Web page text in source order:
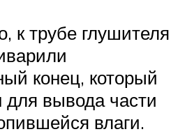
к трубе глушителя
конец, который
для вывода части
влаги.